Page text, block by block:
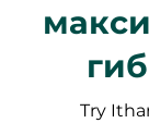
Try